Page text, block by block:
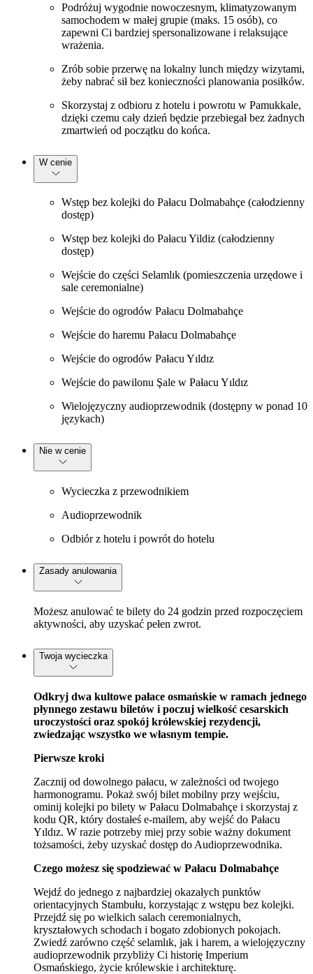
Podróżuj wygodnie nowoczesnym, klimatyzowanym
samochodem w małej grupie (maks. 15 osób), co
zapewni Ci bardziej spersonalizowane i relaksujące
wrażenia.
Zrób sobie przerwę na lokalny lunch między wizytami,
żeby nabrać sił bez konieczności planowania posiłków.
Skorzystaj z odbioru z hotelu i powrotu w Pamukkale,
dzięki czemu cały dzień będzie przebiegał bez żadnych
zmartwień od początku do końca.
W cenie
Wstęp bez kolejki do Pałacu Dolmabahçe (całodzienny
dostęp)
Wstęp bez kolejki do Pałacu Yildiz (całodzienny
dostęp)
Wejście do części Selamlık (pomieszczenia urzędowe i
sale ceremonialne)
Wejście do ogrodów Pałacu Dolmabahçe
Wejście do haremu Pałacu Dolmabahçe
Wejście do ogrodów Pałacu Yıldız
Wejście do pawilonu Şale w Pałacu Yıldız
Wielojęzyczny audioprzewodnik (dostępny w ponad 10
językach)
Nie w cenie
Wycieczka z przewodnikiem
Audioprzewodnik
Odbiór z hotelu i powrót do hotelu
Zasady anulowania
Możesz anulować te bilety do 24 godzin przed rozpoczęciem
aktywności, aby uzyskać pełen zwrot.
Twoja wycieczka
Odkryj dwa kultowe pałace osmańskie w ramach jednego
płynnego zestawu biletów i poczuj wielkość cesarskich
uroczystości oraz spokój królewskiej rezydencji,
zwiedzając wszystko we własnym tempie.
Pierwsze kroki
Zacznij od dowolnego pałacu, w zależności od twojego
harmonogramu. Pokaż swój bilet mobilny przy wejściu,
ominij kolejki po bilety w Pałacu Dolmabahçe i skorzystaj z
kodu QR, który dostałeś e-mailem, aby wejść do Pałacu
Yıldız. W razie potrzeby miej przy sobie ważny dokument
tożsamości, żeby uzyskać dostęp do Audioprzewodnika.
Czego możesz się spodziewać w Pałacu Dolmabahçe
Wejdź do jednego z najbardziej okazałych punktów
orientacyjnych Stambułu, korzystając z wstępu bez kolejki.
Przejdź się po wielkich salach ceremonialnych,
kryształowych schodach i bogato zdobionych pokojach.
Zwiedź zarówno część selamlık, jak i harem, a wielojęzyczny
audioprzewodnik przybliży Ci historię Imperium
Osmańskiego, życie królewskie i architekturę.